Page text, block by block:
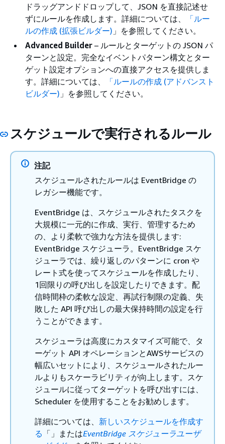
ドラッグアンドドロップして、JSON を直接記述せ
ずにルールを作成します。詳細については、
「ルー
ルの作成 (拡張ビルダー) 」を参照してください。
Advanced Builder – ルールとターゲットの JSON パ
ターンと設定。完全なイベントパターン構文とター
ゲット設定オプションへの直接アクセスを提供しま
す。詳細については、
「ルールの作成 (アドバンスト
ビルダー) 」を参照してください。
スケジュールで実行されるルール
注記
スケジュールされたルールは EventBridge の
レガシー機能です。
EventBridge は、スケジュールされたタスクを
大規模に一元的に作成、実行、管理するため
の、より柔軟で強力な方法を提供します:
EventBridge スケジューラ。EventBridge スケ
ジューラでは、繰り返しのパターンに cron や
レート式を使ってスケジュールを作成したり、
1回限りの呼び出しを設定したりできます。配
信時間枠の柔軟な設定、再試行制限の定義、失
敗した API 呼び出しの最大保持時間の設定を行
うことができます。
スケジューラは高度にカスタマイズ可能で、タ
ーゲット API オペレーションとAWSサービスの
幅広いセットにより、スケジュールされたルー
ルよりもスケーラビリティが向上します。スケ
ジュールに従ってターゲットを呼び出すには、
Scheduler を使用することをお勧めします。
詳細については、 新しいスケジュールを作成す
る 「」またはEventBridge スケジューラユーザ